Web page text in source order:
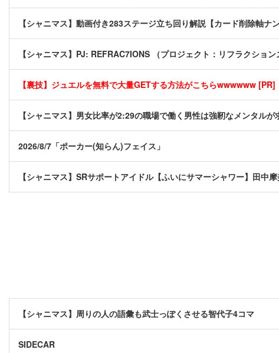
【シャニマス】動画付き283ステージ立ち回り解説【カード削除軸ナ
【シャニマス】PJ: REFRAC7IONS （プロジェクト：リフラクショ
【裏技】ジュエルを無料で大量GETする方法がこちらwwwwww [PR]
【シャニマス】男女比率が2:29の職場で働く男性は強靭なメンタルが
2026/8/7「ポーカー(知らん)フェイス」
【シャニマス】SRサポートアイドル【ふいにサマーシャワー】田中
【シャニマス】周りの人の語彙も武士っぽくさせる智代子4コマ
SIDECAR